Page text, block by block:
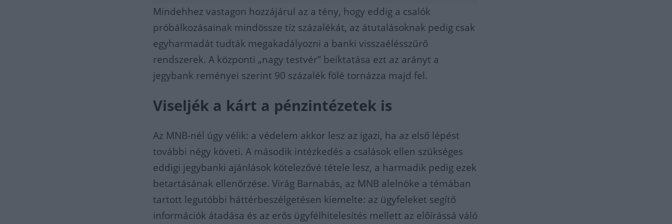
Mindehhez vastagon hozzájárul az a tény, hogy eddig a csalók
próbálkozásainak mindössze tíz százalékát, az átutalásoknak pedig csak
egyharmadát tudták megakadályozni a banki visszaélésszűrő
rendszerek. A központi „nagy testvér” beiktatása ezt az arányt a
jegybank reményei szerint 90 százalék fölé tornázza majd fel.
Viseljék a kárt a pénzintézetek is
Az MNB-nél úgy vélik: a védelem akkor lesz az igazi, ha az első lépést
további négy követi. A második intézkedés a csalások ellen szükséges
eddigi jegybanki ajánlások kötelezővé tétele lesz, a harmadik pedig ezek
betartásának ellenőrzése. Virág Barnabás, az MNB alelnöke a témában
tartott legutóbbi háttérbeszélgetésen kiemelte: az ügyfeleket segítő
információk átadása és az erős ügyfélhitelesítés mellett az előírássá váló